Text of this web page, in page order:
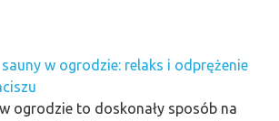
w ogrodzie: relaks i odprężenie
ogrodzie to doskonały sposób na